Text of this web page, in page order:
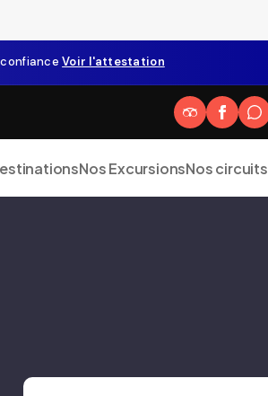
Voir l'attestation
Nos ExcursionsNos circuits